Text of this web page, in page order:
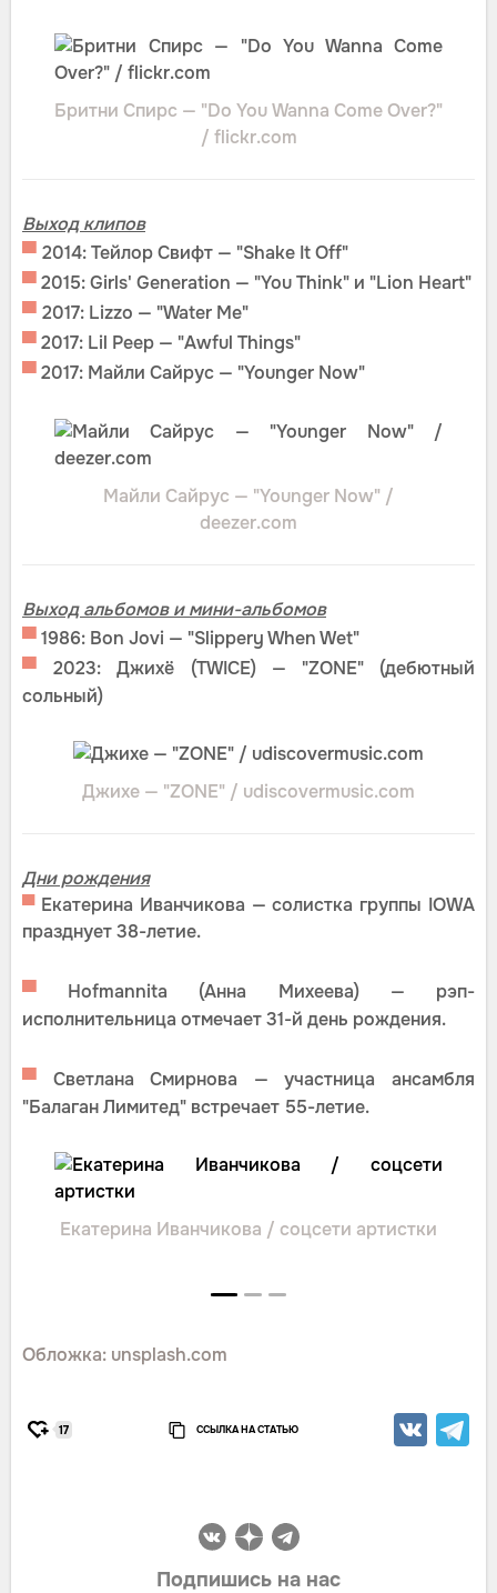
Бритни Спирс — "Do You Wanna Come Over?"
/ flickr.com
Выход клипов
▀ 2014: Тейлор Свифт — "Shake It Off"
▀2015: Girls' Generation — "You Think" и "Lion Heart"
▀ 2017: Lizzo — "Water Me"
▀2017: Lil Peep — "Awful Things"
▀2017: Майли Сайрус — "Younger Now"
Майли Сайрус — "Younger Now" /
deezer.com
Выход альбомов и мини-альбомов
▀1986: Bon Jovi — "Slippery When Wet"
▀2023: Джихё (TWICE) — "ZONE" (дебютный
сольный)
Джихе — "ZONE" / udiscovermusic.com
Дни рождения
▀ Екатерина Иванчикова — солистка группы IOWA
празднует 38-летие.
▀ Hofmannita (Анна Михеева) — рэп-
исполнительница отмечает 31-й день рождения.
▀ Светлана Смирнова — участница ансамбля
"Балаган Лимитед" встречает 55-летие.
Екатерина Иванчикова / соцсети артистки
Обложка: unsplash.com
17 ССЫЛКА НА СТАТЬЮ
Подпишись на нас